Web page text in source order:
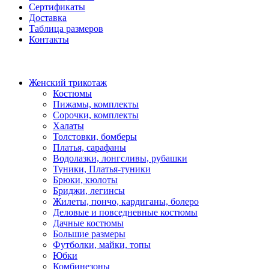
Сертификаты
Доставка
Таблица размеров
Контакты
Женский трикотаж
Костюмы
Пижамы, комплекты
Сорочки, комплекты
Халаты
Толстовки, бомберы
Платья, сарафаны
Водолазки, лонгсливы, рубашки
Туники, Платья-туники
Брюки, кюлоты
Бриджи, легинсы
Жилеты, пончо, кардиганы, болеро
Деловые и повседневные костюмы
Дачные костюмы
Большие размеры
Футболки, майки, топы
Юбки
Комбинезоны